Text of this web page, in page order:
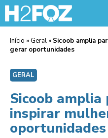
Início » Geral » Sicoob amplia
gerar oportunidades
GERAL
Sicoob amplia
inspirar
oportunidades